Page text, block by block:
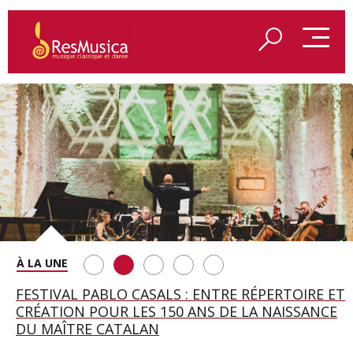
SAINT FRANÇOIS D’ASSISE À SALZBOURG, UNE
SOIRÉE IMMENSE PORTÉE PAR ROMEO
CASTELLUCCI ET MAXIME PASCAL
FESTIVAL PABLO CASALS : ENTRE RÉPERTOIRE ET
CRÉATION POUR LES 150 ANS DE LA NAISSANCE
DU MAÎTRE CATALAN
A BAYREUTH, LE 150E ANNIVERSAIRE DU RING
WAGNÉRIEN GÉNÉRÉ PAR L’IA
BETSY JOLAS FÊTE SON CENTIÈME
ANNIVERSAIRE
GEORGE BENJAMIN : « MES PARENTS AVAIENT
CETTE EXIGENCE DE L’OBJET CISELÉ »